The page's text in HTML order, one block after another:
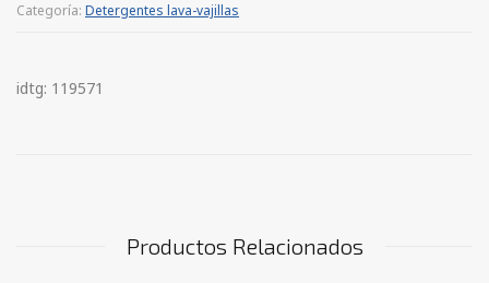
Categoría: Detergentes lava-vajillas
idtg: 119571
Productos Relacionados